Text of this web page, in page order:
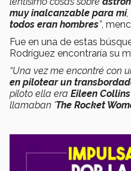
muy inalcanzable para mí
todos eran hombres”,
Fue en una de estas
Rodríguez encontraría su
“Una vez me encontré con
en pilotear un
piloto ella era Eileen Collins
llamaban 'The Rocket